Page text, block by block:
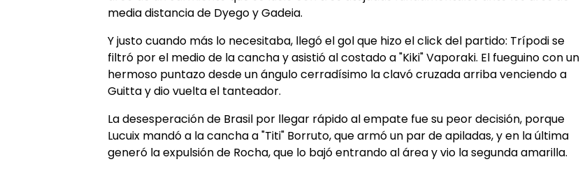
media distancia de Dyego y Gadeia.
Y justo cuando más lo necesitaba, llegó el gol que hizo el click del partido: Trípodi se
filtró por el medio de la cancha y asistió al costado a "Kiki" Vaporaki. El fueguino con un
hermoso puntazo desde un ángulo cerradísimo la clavó cruzada arriba venciendo a
Guitta y dio vuelta el tanteador.
La desesperación de Brasil por llegar rápido al empate fue su peor decisión, porque
Lucuix mandó a la cancha a "Titi" Borruto, que armó un par de apiladas, y en la última
generó la expulsión de Rocha, que lo bajó entrando al área y vio la segunda amarilla.